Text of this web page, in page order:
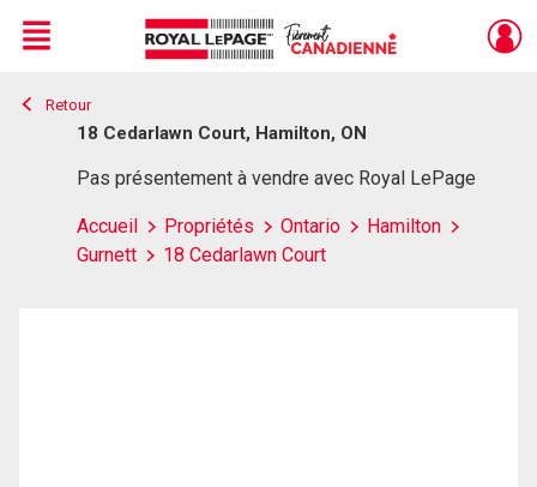
Live
En Direct
Menu
Retour
18 Cedarlawn Court, Hamilton, ON
Pas présentement à vendre avec Royal LePage
Accueil Propriétés Ontario
Hamilton
Gurnett
18 Cedarlawn Court